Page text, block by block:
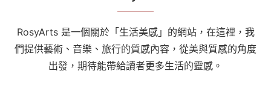
RosyArts 是一個關於「生活美感」的網站，在這裡，我
們提供藝術、音樂、旅行的質感內容，從美與質感的角度
出發，期待能帶給讀者更多生活的靈感。